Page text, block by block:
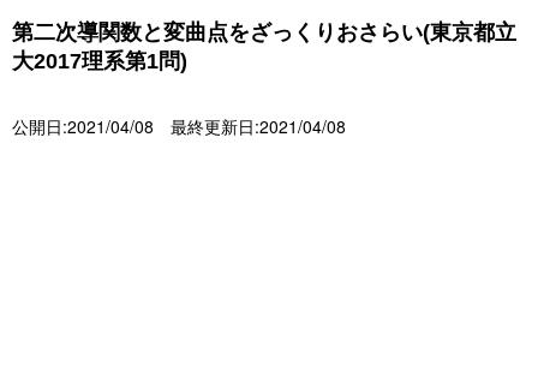
第二次導関数と変曲点をざっくりおさらい(東京都立
大2017理系第1問)
公開日:2021/04/08 最終更新日:2021/04/08